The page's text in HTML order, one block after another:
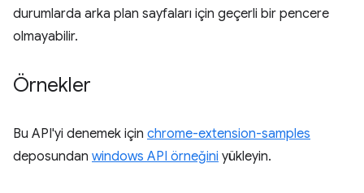
durumlarda arka plan sayfaları için geçerli bir pencere
olmayabilir.
Örnekler
Bu API'yi denemek için chrome-extension-samples
deposundan windows API örneğini yükleyin.